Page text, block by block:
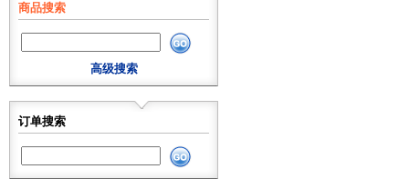
商品搜索
高级搜索
订单搜索